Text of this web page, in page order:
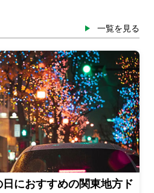
一覧を見る
日におすすめの関東地方ド